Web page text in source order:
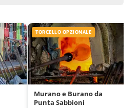
TORCELLO OPZIONALE
Murano e Burano da
Punta Sabbioni